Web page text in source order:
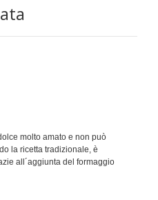
molto amato e non può
la ricetta tradizionale, è
all´aggiunta del formaggio